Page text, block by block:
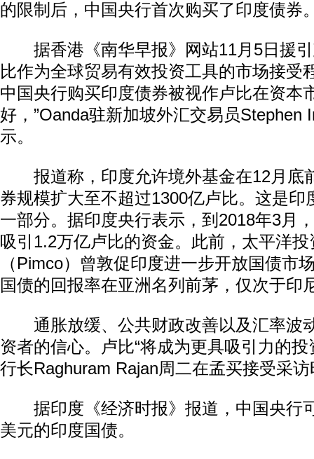
的限制后，中国央行首次购买了印度债券
据香港《南华早报》网站11月5日援引
比作为全球贸易有效投资工具的市场接受
中国央行购买印度债券被视作卢比在资本
好，”Oanda驻新加坡外汇交易员Stephen
示。
报道称，印度允许境外基金在12月底
券规模扩大至不超过1300亿卢比。这是印
一部分。据印度央行表示，到2018年3月
吸引1.2万亿卢比的资金。此前，太平洋
（Pimco）曾敦促印度进一步开放国债市
国债的回报率在亚洲名列前茅，仅次于印
通胀放缓、公共财政改善以及汇率波
资者的信心。卢比“将成为更具吸引力的投
行长Raghuram Rajan周二在孟买接受采
据印度《经济时报》报道，中国央行
美元的印度国债。